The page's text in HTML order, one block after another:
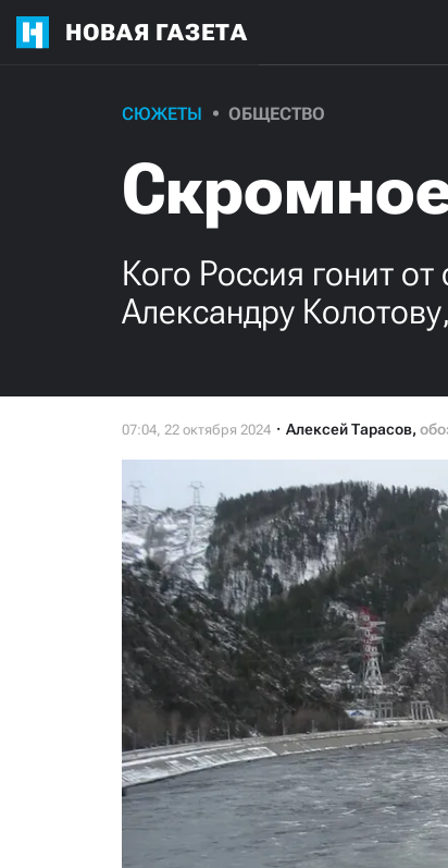
НОВАЯ ГАЗЕТА
СЮЖЕТЫ ОБЩЕСТВО
Кого Россия гонит
Александру
Алексей Тарасов,